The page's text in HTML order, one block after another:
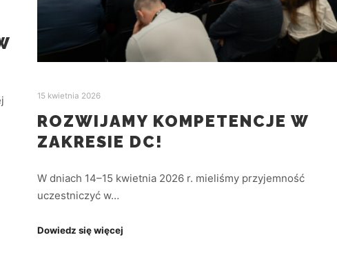
15 kwietnia 2026
ROZWIJAMY KOMPETENCJE W
ZAKRESIE DC!
W dniach 14–15 kwietnia 2026 r. mieliśmy przyjemność
uczestniczyć w…
Dowiedz się więcej